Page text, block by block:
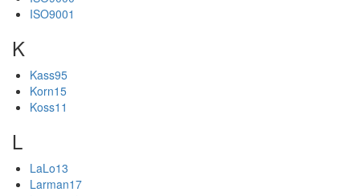
ISO9001
K
Kass95
Korn15
Koss11
L
LaLo13
Larman17